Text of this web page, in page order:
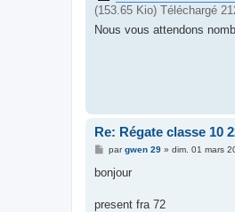
(153.65 Kio) Téléchargé
Nous vous attendons
Re: Régate classe 10
M
s
g
pargwen 29» dim. 01 mars
bonjour
present fra 72